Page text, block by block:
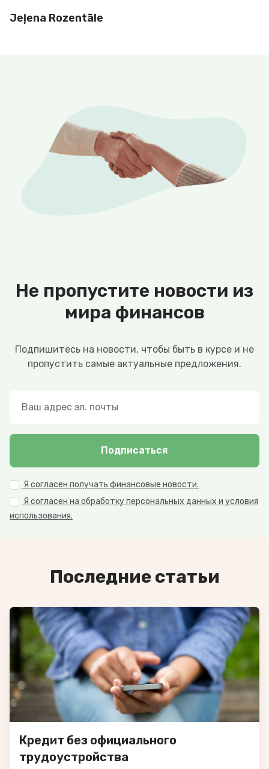
Jeļena Rozentāle
Не пропустите новости из
мира финансов
Подпишитесь на новости, чтобы быть в курсе и не
пропустить самые актуальные предложения.
Подписаться
Я согласен получать финансовые новости.
Я согласен на обработку персональных данных и условия
использования.
Последние статьи
Кредит без официального
трудоустройства